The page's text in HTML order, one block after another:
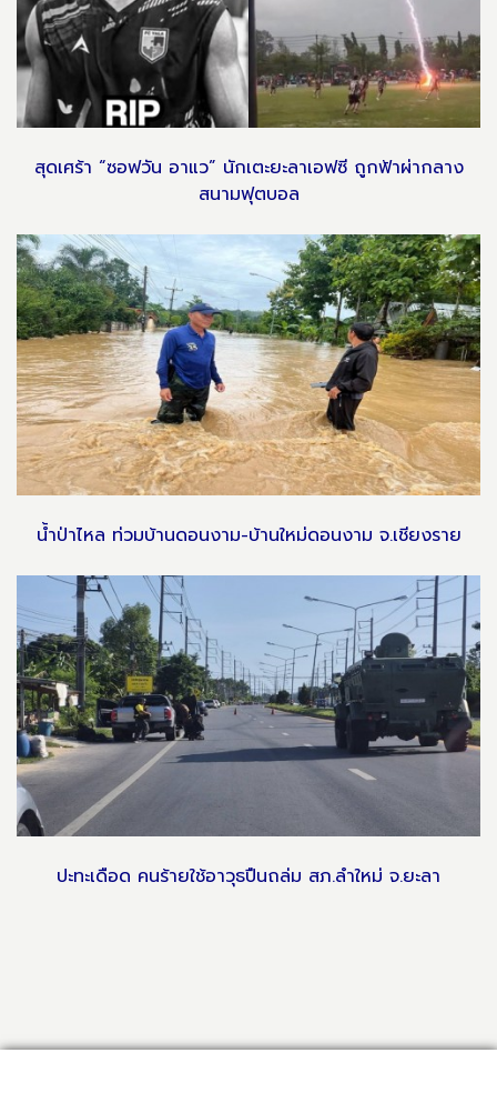
สุดเศร้า “ซอฟวัน อาแว” นักเตะยะลาเอฟซี ถูกฟ้าผ่ากลาง
สนามฟุตบอล
น้ำป่าไหล ท่วมบ้านดอนงาม-บ้านใหม่ดอนงาม จ.เชียงราย
ปะทะเดือด คนร้ายใช้อาวุธปืนถล่ม สภ.ลำใหม่ จ.ยะลา